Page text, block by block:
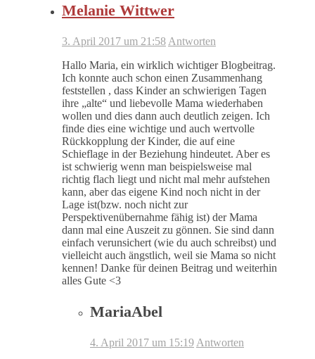
Melanie Wittwer
3. April 2017 um 21:58 Antworten
Hallo Maria, ein wirklich wichtiger Blogbeitrag.
Ich konnte auch schon einen Zusammenhang
feststellen , dass Kinder an schwierigen Tagen
ihre „alte“ und liebevolle Mama wiederhaben
wollen und dies dann auch deutlich zeigen. Ich
finde dies eine wichtige und auch wertvolle
Rückkopplung der Kinder, die auf eine
Schieflage in der Beziehung hindeutet. Aber es
ist schwierig wenn man beispielsweise mal
richtig flach liegt und nicht mal mehr aufstehen
kann, aber das eigene Kind noch nicht in der
Lage ist(bzw. noch nicht zur
Perspektivenübernahme fähig ist) der Mama
dann mal eine Auszeit zu gönnen. Sie sind dann
einfach verunsichert (wie du auch schreibst) und
vielleicht auch ängstlich, weil sie Mama so nicht
kennen! Danke für deinen Beitrag und weiterhin
alles Gute <3
MariaAbel
4. April 2017 um 15:19 Antworten